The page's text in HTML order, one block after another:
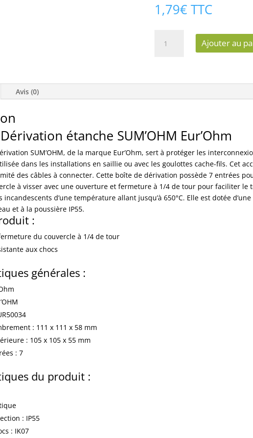
1,79€TTC
7
entrées
avec
couvercle
1/4tour
IP55
Ajouter au
Avis (0)
étanche SUM’OHM Eur’Ohm
SUM’OHM, de la marque Eur’Ohm, sert à protéger les
dans les installations en saillie ou avec les goulottes cache-fils. Cet
des câbles à connecter. Cette boîte de dérivation possède 7 entrées
à visser avec une ouverture et fermeture à 1/4 de tour pour faciliter
d’une température allant jusqu’à 650°C. Elle est dotée
et à la poussière IP55.
:
du couvercle à 1/4 de tour
aux chocs
générales :
: 111 x 111 x 58 mm
: 105 x 105 x 55 mm
: 7
du produit :
: IP55
: IK07